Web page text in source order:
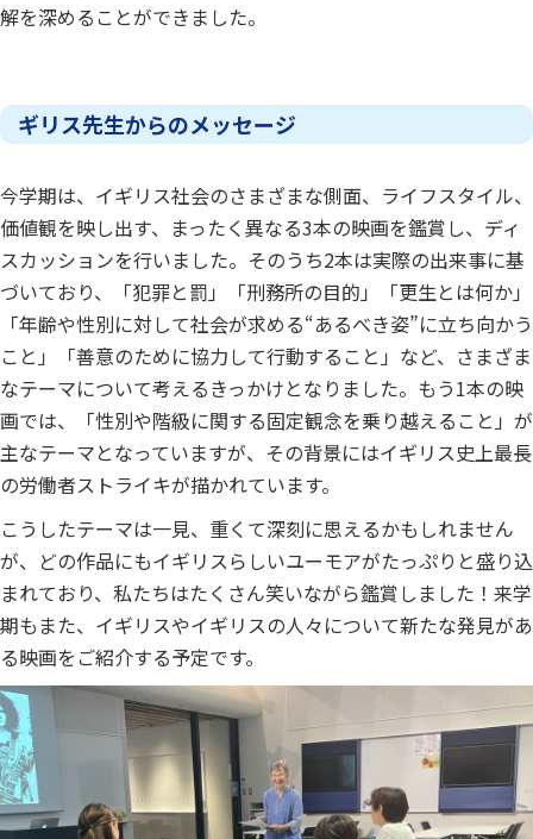
解を深めることができました。
ギリス先生からのメッセージ
今学期は、イギリス社会のさまざまな側面、ライフスタイル、
価値観を映し出す、まったく異なる3本の映画を鑑賞し、ディ
スカッションを行いました。そのうち2本は実際の出来事に基
づいており、「犯罪と罰」「刑務所の目的」「更生とは何か」
「年齢や性別に対して社会が求める“あるべき姿”に立ち向かう
こと」「善意のために協力して行動すること」など、さまざま
なテーマについて考えるきっかけとなりました。もう1本の映
画では、「性別や階級に関する固定観念を乗り越えること」が
主なテーマとなっていますが、その背景にはイギリス史上最長
の労働者ストライキが描かれています。
こうしたテーマは一見、重くて深刻に思えるかもしれません
が、どの作品にもイギリスらしいユーモアがたっぷりと盛り込
まれており、私たちはたくさん笑いながら鑑賞しました！来学
期もまた、イギリスやイギリスの人々について新たな発見があ
る映画をご紹介する予定です。